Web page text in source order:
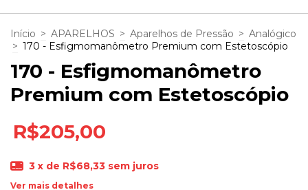
Início > APARELHOS > Aparelhos de Pressão > Analógico
> 170 - Esfigmomanômetro Premium com Estetoscópio
170 - Esfigmomanômetro
Premium com Estetoscópio
R$205,00
3 x de R$68,33 sem juros
Ver mais detalhes